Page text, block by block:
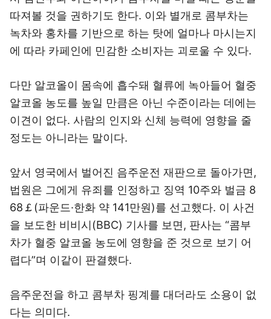
따져볼 것을 권하기도 한다. 이와 별개로 콤부차는
녹차와 홍차를 기반으로 하는 탓에 얼마나 마시는지
에 따라 카페인에 민감한 소비자는 괴로울 수 있다.
다만 알코올이 몸속에 흡수돼 혈류에 녹아들어 혈중
알코올 농도를 높일 만큼은 아닌 수준이라는 데에는
이견이 없다. 사람의 인지와 신체 능력에 영향을 줄
정도는 아니라는 말이다.
앞서 영국에서 벌어진 음주운전 재판으로 돌아가면,
법원은 그에게 유죄를 인정하고 징역 10주와 벌금 8
68￡(파운드·한화 약 141만원)를 선고했다. 이 사건
을 보도한 비비시(BBC) 기사를 보면, 판사는 “콤부
차가 혈중 알코올 농도에 영향을 준 것으로 보기 어
렵다”며 이같이 판결했다.
음주운전을 하고 콤부차 핑계를 대더라도 소용이 없
다는 의미다.